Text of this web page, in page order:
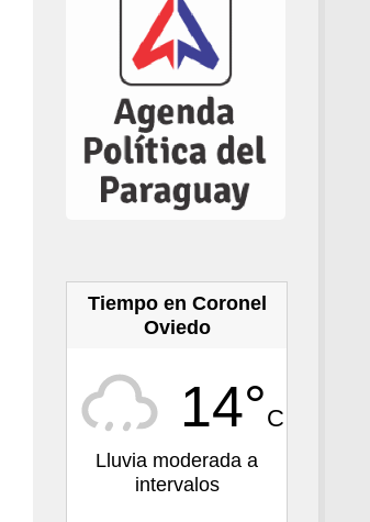
Tiempo en Coronel
Oviedo
14°C
Lluvia moderada a
intervalos